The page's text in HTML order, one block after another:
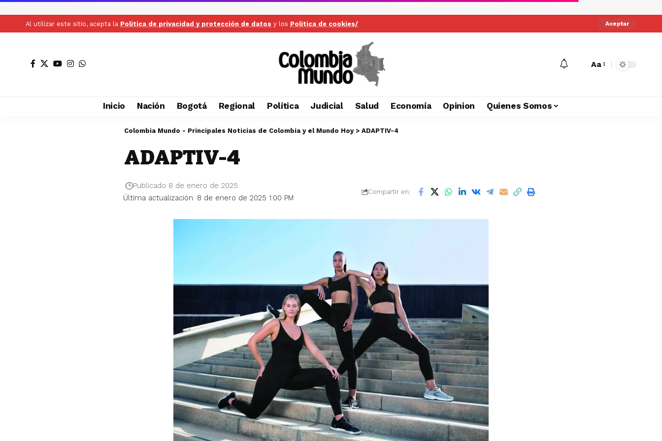
Al utilizar este sitio, acepta la Politica de privacidad y protección de datos y los Politica de cookies/ Aceptar
Aa
Inicio Nación Bogotá Regional Política Judicial Salud Economía Opinion Quienes Somos
Colombia Mundo - Principales Noticias de Colombia y el Mundo Hoy> ADAPTIV-4
ADAPTIV-4
Última actualización: 8 de enero de 2025 1:00 PM
Publicado 8 de enero de 2025
Compartir en: